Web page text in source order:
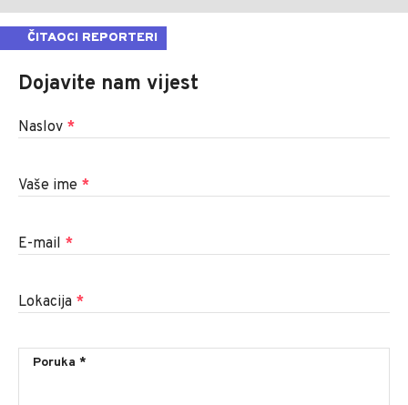
ČITAOCI REPORTERI
Dojavite nam vijest
Naslov *
Vaše ime *
E-mail *
Lokacija *